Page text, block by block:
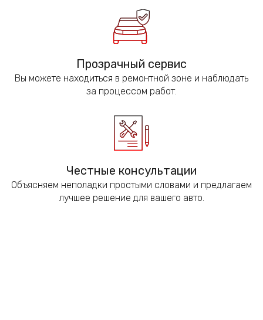
Прозрачный сервис
Вы можете находиться в ремонтной зоне и наблюдать
за процессом работ.
Честные консультации
Объясняем неполадки простыми словами и предлагаем
лучшее решение для вашего авто.